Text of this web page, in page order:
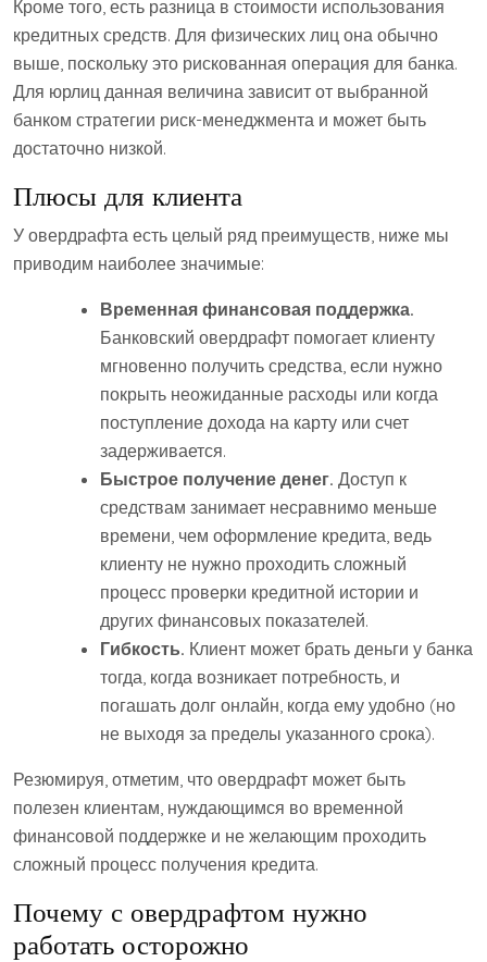
Кроме того, есть разница в стоимости использования
кредитных средств. Для физических лиц она обычно
выше, поскольку это рискованная операция для банка.
Для юрлиц данная величина зависит от выбранной
банком стратегии риск-менеджмента и может быть
достаточно низкой.
Плюсы для клиента
У овердрафта есть целый ряд преимуществ, ниже мы
приводим наиболее значимые:
Временная финансовая поддержка.
Банковский овердрафт помогает клиенту
мгновенно получить средства, если нужно
покрыть неожиданные расходы или когда
поступление дохода на карту или счет
задерживается.
Быстрое получение денег. Доступ к
средствам занимает несравнимо меньше
времени, чем оформление кредита, ведь
клиенту не нужно проходить сложный
процесс проверки кредитной истории и
других финансовых показателей.
Гибкость. Клиент может брать деньги у банка
тогда, когда возникает потребность, и
погашать долг онлайн, когда ему удобно (но
не выходя за пределы указанного срока).
Резюмируя, отметим, что овердрафт может быть
полезен клиентам, нуждающимся во временной
финансовой поддержке и не желающим проходить
сложный процесс получения кредита.
Почему с овердрафтом нужно
работать осторожно